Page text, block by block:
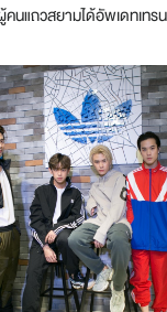
คนแถวสยามได้อัพเดทเท